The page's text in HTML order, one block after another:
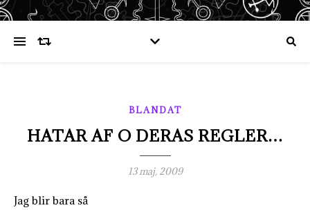
BLANDAT
HATAR AF O DERAS REGLER…
13 maj, 2009
Jag blir bara så